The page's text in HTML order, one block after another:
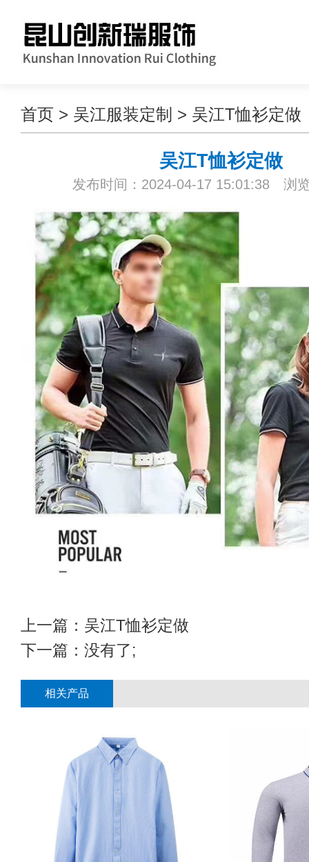
首页 > 吴江服装定制 > 吴江T恤衫定做
吴江T恤衫定做
发布时间：2024-04-17 15:01:38 浏
上一篇： 吴江T恤衫定做
下一篇：没有了;
相关产品